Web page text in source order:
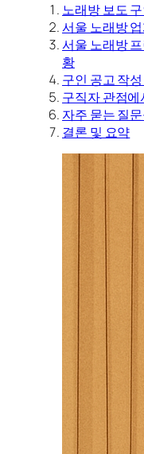
노래방 보도
서울 노래방
서울 노래방
황
구인 공고 작
구직자 관점
자주 묻는 질
결론 및 요약